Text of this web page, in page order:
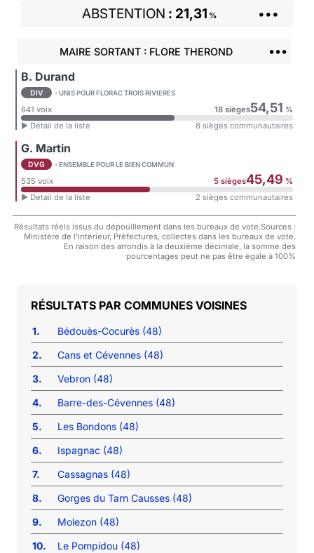
ABSTENTION 21,31 % •••
MAIRE SORTANT : FLORE THEROND •••
B. Durand
DIV - UNIS POUR FLORAC TROIS RIVIERES
641 voix 18 sièges54,51 %
► Détail de la liste
8 sièges communautaires
G. Martin
DVG - ENSEMBLE POUR LE BIEN COMMUN
535 voix 5 sièges45,49 %
► Détail de la liste
2 sièges communautaires
Résultats réels issus du dépouillement dans les bureaux de vote.Sources :
Ministère de l'intérieur, Préfectures, collectes dans les bureaux de vote.
En raison des arrondis à la deuxième décimale, la somme des
pourcentages peut ne pas être égale à 100%
COMMUNES VOISINES
1.
Bédouès-Cocurès (48)
2.
Cans et Cévennes (48)
3.
Vebron (48)
4.
Barre-des-Cévennes (48)
5.
Les Bondons (48)
6.
Ispagnac (48)
7.
Cassagnas (48)
8.
Gorges du Tarn Causses (48)
9.
Molezon (48)
10.
Le Pompidou (48)